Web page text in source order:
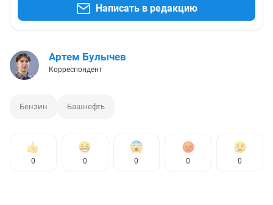
Написать в редакцию
Артем Булычев
Корреспондент
Бензин Башнефть
0 0 0 0 0